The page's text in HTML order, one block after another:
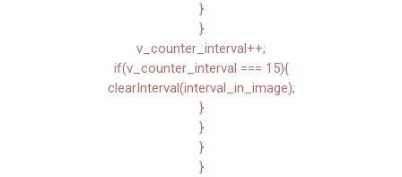
}
}
v_counter_interval++;
if(v_counter_interval === 15){
clearInterval(interval_in_image);
}
}
}
}